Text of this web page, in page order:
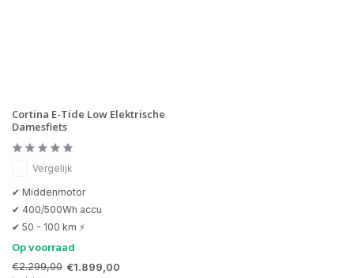
Cortina E-Tide Low Elektrische
Damesfiets
Vergelijk
✔ Middenmotor
✔ 400/500Wh accu
✔ 50 - 100 km ⚡
Op voorraad
€2.299,00 €1.899,00